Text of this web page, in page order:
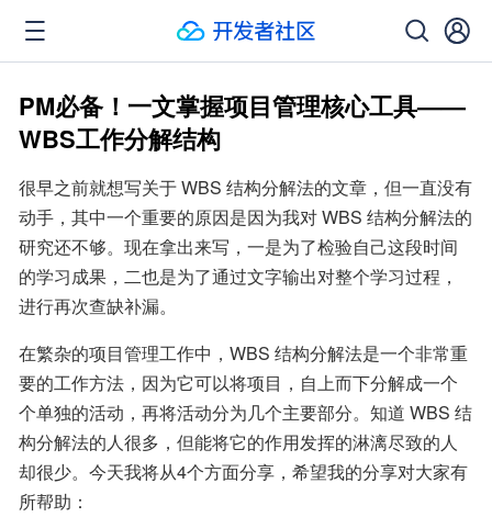
PM必备！一文掌握项目管理核心工具——
WBS工作分解结构
很早之前就想写关于 WBS 结构分解法的文章，但一直没有
动手，其中一个重要的原因是因为我对 WBS 结构分解法的
研究还不够。现在拿出来写，一是为了检验自己这段时间
的学习成果，二也是为了通过文字输出对整个学习过程，
进行再次查缺补漏。
在繁杂的项目管理工作中，WBS 结构分解法是一个非常重
要的工作方法，因为它可以将项目，自上而下分解成一个
个单独的活动，再将活动分为几个主要部分。知道 WBS 结
构分解法的人很多，但能将它的作用发挥的淋漓尽致的人
却很少。今天我将从4个方面分享，希望我的分享对大家有
所帮助：